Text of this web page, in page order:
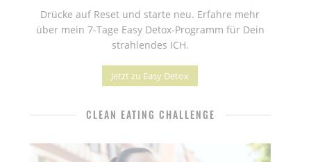
Drücke auf Reset und starte neu. Erfahre mehr
über mein 7-Tage Easy Detox-Programm für Dein
strahlendes ICH.
Jetzt zu Easy Detox
CLEAN EATING CHALLENGE